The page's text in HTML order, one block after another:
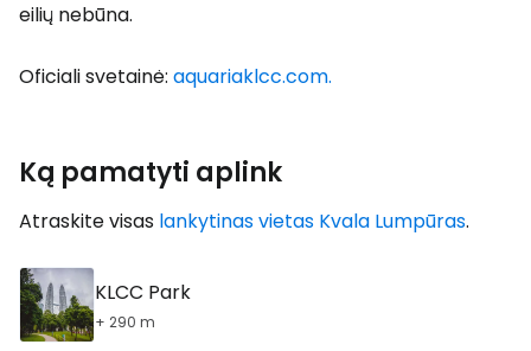
eilių nebūna.
Oficiali svetainė: aquariaklcc.com.
Ką pamatyti aplink
Atraskite visas lankytinas vietas Kvala Lumpūras.
KLCC Park
+ 290 m